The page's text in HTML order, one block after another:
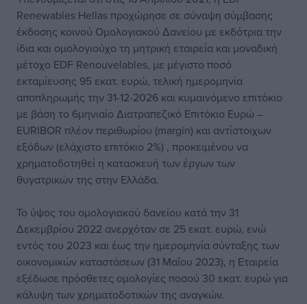
Renewables Hellas προχώρησε σε σύναψη σύμβασης
έκδοσης κοινού Ομολογιακού Δανείου με εκδότρια την
ίδια και ομολογιούχο τη μητρική εταιρεία και μοναδική
μέτοχο EDF Renouvelables, με μέγιστο ποσό
εκταμίευσης 95 εκατ. ευρώ, τελική ημερομηνία
αποπληρωμής την 31-12-2026 και κυμαινόμενο επιτόκιο
με βάση το 6μηνιαίο Διατραπεζικό Επιτόκιο Ευρώ –
EURIBOR πλέον περιθωρίου (margin) και αντίστοιχων
εξόδων (ελάχιστο επιτόκιο 2%) , προκειμένου να
χρηματοδοτηθεί η κατασκευή των έργων των
θυγατρικών της στην Ελλάδα.
Το ύψος του ομολογιακού δανείου κατά την 31
Δεκεμβρίου 2022 ανερχόταν σε 25 εκατ. ευρώ, ενώ
εντός του 2023 και έως την ημερομηνία σύνταξης των
οικονομικών καταστάσεων (31 Μαΐου 2023), η Εταιρεία
εξέδωσε πρόσθετες ομολογίες ποσού 30 εκατ. ευρώ για
κάλυψη των χρηματοδοτικών της αναγκών.